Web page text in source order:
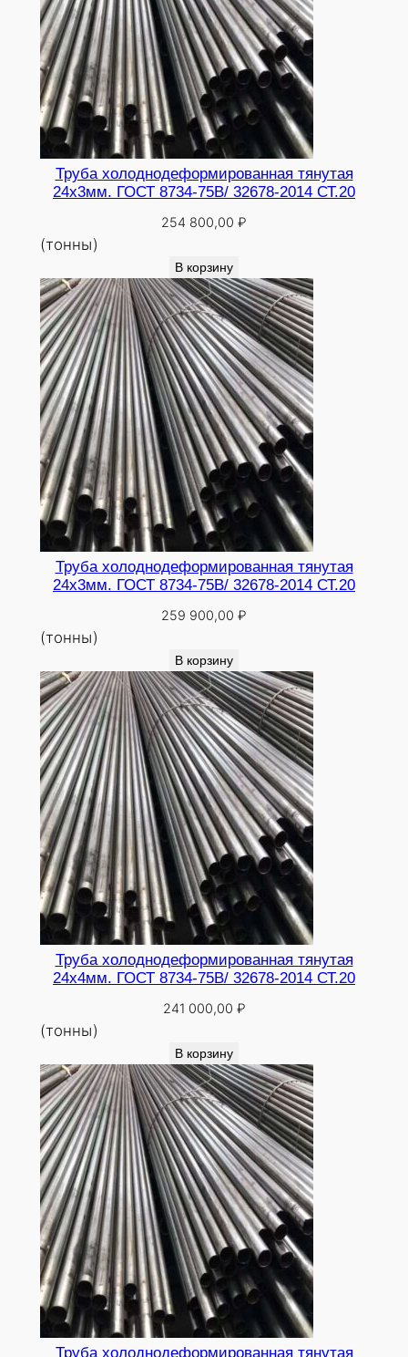
Труба холоднодеформированная тянутая
24х3мм. ГОСТ 8734-75В/ 32678-2014 СТ.20
254 800,00 ₽
(тонны)
В корзину
Труба холоднодеформированная тянутая
24х3мм. ГОСТ 8734-75В/ 32678-2014 СТ.20
259 900,00 ₽
(тонны)
В корзину
Труба холоднодеформированная тянутая
24х4мм. ГОСТ 8734-75В/ 32678-2014 СТ.20
241 000,00 ₽
(тонны)
В корзину
Труба холоднодеформированная тянутая